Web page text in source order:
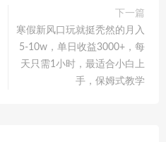
下一篇
寒假新风口玩就挺秃然的月入
5-10w，单日收益3000+，每
天只需1小时，最适合小白上
手，保姆式教学